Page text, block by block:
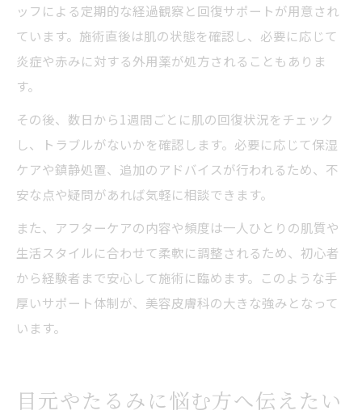
ッフによる定期的な経過観察と回復サポートが用意され
ています。施術直後は肌の状態を確認し、必要に応じて
炎症や赤みに対する外用薬が処方されることもありま
す。
その後、数日から1週間ごとに肌の回復状況をチェック
し、トラブルがないかを確認します。必要に応じて保湿
ケアや鎮静処置、追加のアドバイスが行われるため、不
安な点や疑問があれば気軽に相談できます。
また、アフターケアの内容や頻度は一人ひとりの肌質や
生活スタイルに合わせて柔軟に調整されるため、初心者
から経験者まで安心して施術に臨めます。このような手
厚いサポート体制が、美容皮膚科の大きな強みとなって
います。
目元やたるみに悩む方へ伝えたい